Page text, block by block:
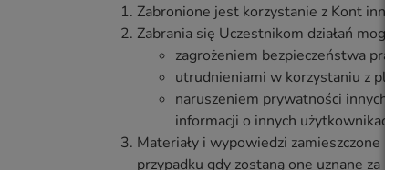
Zabronione jest korzystanie z Kont
Zabrania się Uczestnikom działań
zagrożeniem bezpieczeństwa
utrudnieniami w korzystaniu z
naruszeniem prywatności innych
informacji o innych
Materiały i wypowiedzi zamieszczone
przypadku gdy zostaną one uznane za